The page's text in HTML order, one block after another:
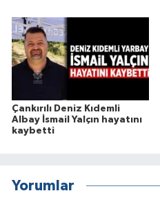
Çankırılı Deniz Kıdemli
Albay İsmail Yalçın hayatını
kaybetti
Yorumlar